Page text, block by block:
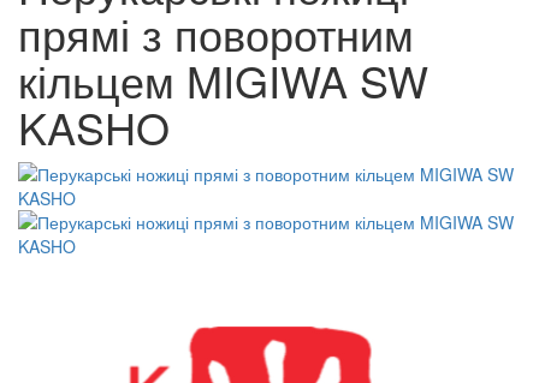
прямі з поворотним
кільцем MIGIWA SW
KASHO